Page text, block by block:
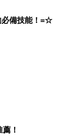
必備技能！=☆
！